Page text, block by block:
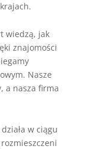
wiedzą, jak
znajomości
Nasze
a nasza firma
w ciągu